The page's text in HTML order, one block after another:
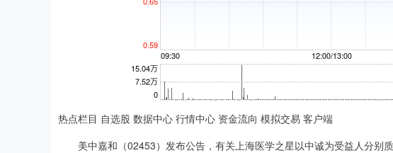
热点栏目 自选股 数据中心 行情中心 资金流向 模拟交易 客户端
美中嘉和（02453）发布公告，有关上海医学之星以中诚为受益人分别